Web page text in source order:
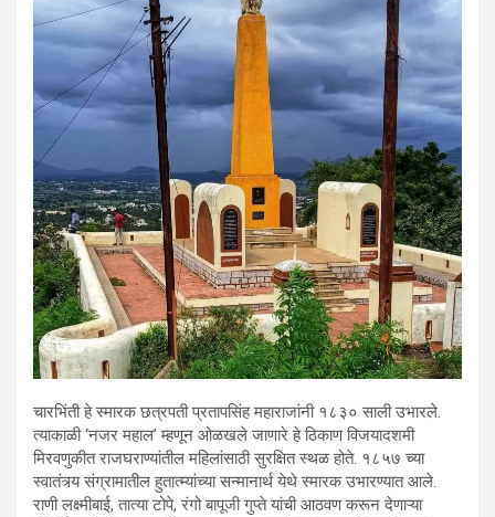
चारभिंती हे स्मारक छत्रपती प्रतापसिंह महाराजांनी १८३० साली उभारले.
त्याकाळी ‘नजर महाल’ म्हणून ओळखले जाणारे हे ठिकाण विजयादशमी
मिरवणुकीत राजघराण्यांतील महिलांसाठी सुरक्षित स्थळ होते. १८५७ च्या
स्वातंत्र्य संग्रामातील हुतात्म्यांच्या सन्मानार्थ येथे स्मारक उभारण्यात आले.
राणी लक्ष्मीबाई, तात्या टोपे, रंगो बापूजी गुप्ते यांची आठवण करून देणाऱ्या